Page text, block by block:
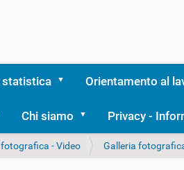
statistica Orientamento al
Chi siamo Privacy -
- Video Galleria